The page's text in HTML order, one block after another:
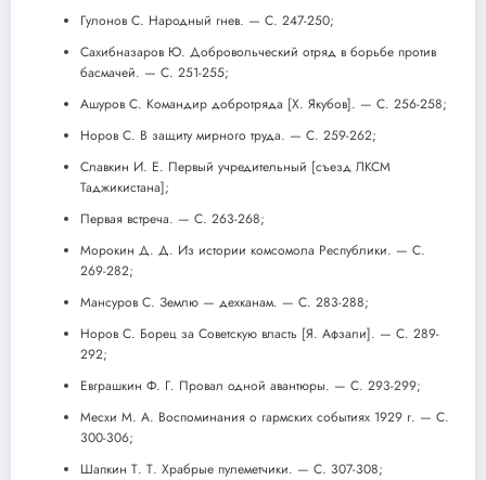
Гулонов С. Народный гнев. — С. 247-250;
Сахибназаров Ю. Добровольческий отряд в борьбе против
басмачей. — С. 251-255;
Ашуров С. Командир добротряда [X. Якубов]. — С. 256-258;
Норов С. В защиту мирного труда. — С. 259-262;
Славкин И. Е. Первый учредительный [съезд ЛКСМ
Таджикистана];
Первая встреча. — С. 263-268;
Морокин Д. Д. Из истории комсомола Республики. — С.
269-282;
Мансуров С. Землю — дехканам. — С. 283-288;
Норов С. Борец за Советскую власть [Я. Афзали]. — С. 289-
292;
Евграшкин Ф. Г. Провал одной авантюры. — С. 293-299;
Месхи М. А. Воспоминания о гармских событиях 1929 г. — С.
300-306;
Шапкин Т. Т. Храбрые пулеметчики. — С. 307-308;